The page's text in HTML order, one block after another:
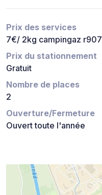
Prix des services
7€/ 2kg campingaz r907
Prix du stationnement
Gratuit
Nombre de places
2
Ouverture/Fermeture
Ouvert toute l'année